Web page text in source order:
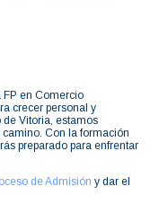
FP en Comercio
crecer personal y
de Vitoria, estamos
Con la formación
preparado para enfrentar
de Admisión y dar el